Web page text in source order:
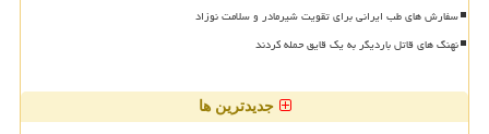
سفارش های طب ایرانی برای تقویت شیرمادر و سلامت نوزاد
نهنگ های قاتل باردیگر به یک قایق حمله کردند
جدیدترین ها